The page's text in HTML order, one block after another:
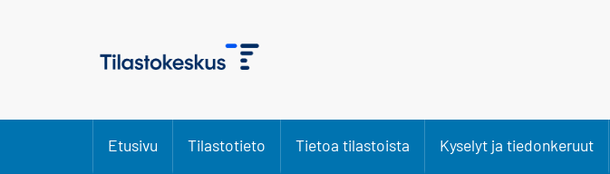
Etusivu Tilastotieto Tietoa tilastoista Kyselyt ja tiedonkeruut